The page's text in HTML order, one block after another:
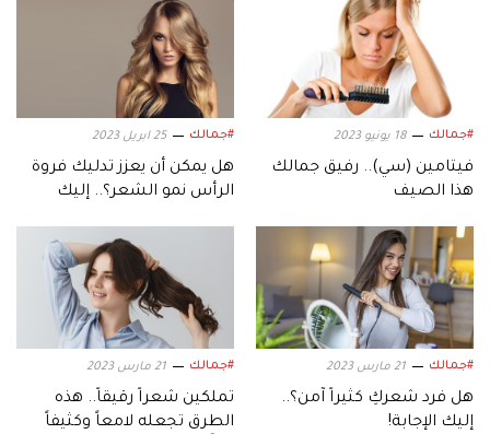
#جمالك 18 يونيو 2023
فيتامين (سي).. رفيق جمالك
هذا الصيف
#جمالك 25 ابريل 2023
هل يمكن أن يعزز تدليك فروة
الرأس نمو الشعر؟.. إليك
#جمالك 21 مارس 2023
هل فرد شعركِ كثيراً آمن؟..
إليك الإجابة!
#جمالك 21 مارس 2023
تملكين شعراً رقيقاً.. هذه
الطرق تجعله لامعاً وكثيفاً